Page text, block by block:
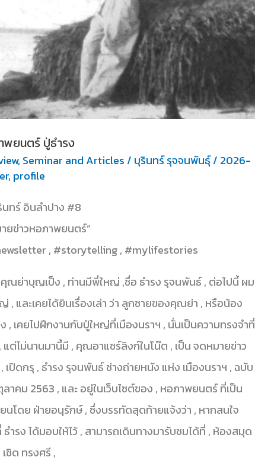
พยนตร์ ปู่ธำรง
, Seminar and Articles / บุรินทร์ รุจจนพันธุ์/ 2026-
, profile
นทร์ อินลำปาง #8
ข่าวหอภาพยนตร์”
, #storytelling , #mylifestories
คุณย่าบุญเป็ง , ท่านมีพี่ใหญ่ ,ชื่อ ธำรง รุจนพันธ์ , ต่อไปนี้ ผม
, และเคยได้ยินเรื่องเล่า ว่า ลูกชายของคุณย่า , หรือน้อง
เคยไปฝึกงานกับปู่ใหญ่ที่เมืองนราฯ , นั่นเป็นความทรงจำที่
ต่ไม่นานมานี้มี , คุณอาแชร์ลิงก์ในโน๊ต , เป็น จดหมายข่าว
เปิดกรุ , ธำรง รุจนพันธ์ ช่างถ่ายหนัง แห่ง เมืองนราฯ , ฉบับ
าคม 2563 , และ อยู่ในเว็บไซต์ของ , หอภาพยนตร์ ที่เป็น
นโดย ฝ่ายอนุรักษ์ , ซึ่งบรรทัดสุดท้ายแจ้งว่า , หากสนใจ
ำรง ได้มอบให้ไว้ , สามารถเดินทางมารับชมได้ที่ , ห้องสมุด
ชิด ทรงศรี ,